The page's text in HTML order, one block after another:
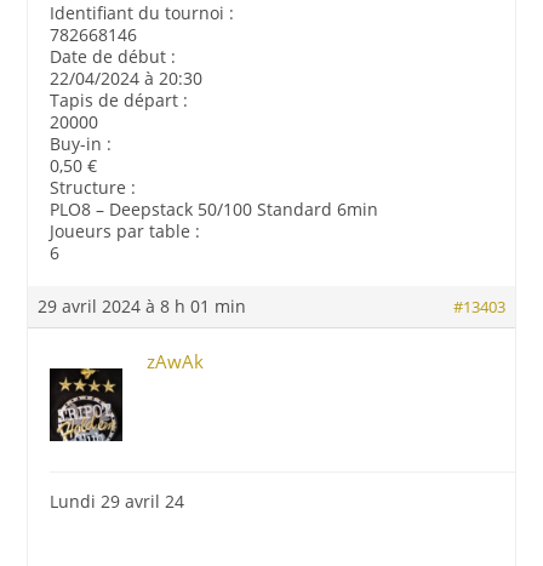
Identifiant du tournoi :
782668146
Date de début :
22/04/2024 à 20:30
Tapis de départ :
20000
Buy-in :
0,50 €
Structure :
PLO8 – Deepstack 50/100 Standard 6min
Joueurs par table :
6
29 avril 2024 à 8 h 01 min #13403
zAwAk
Lundi 29 avril 24